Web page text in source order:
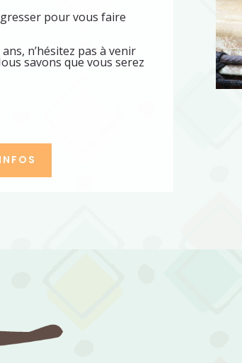
pour vous faire
n’hésitez pas à venir
savons que vous serez